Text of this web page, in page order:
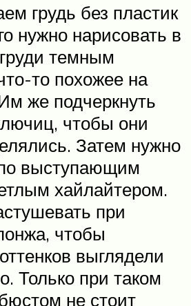
грудь без пластик
нужно нарисовать в
темным
то похожее на
Им же подчеркнуть
чтобы они
Затем нужно
выступающим
хайлайтером.
при
чтобы
выглядели
Только при таком
не стоит